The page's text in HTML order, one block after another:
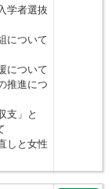
学者選抜
について
について
推進につ
支」と
しと女性